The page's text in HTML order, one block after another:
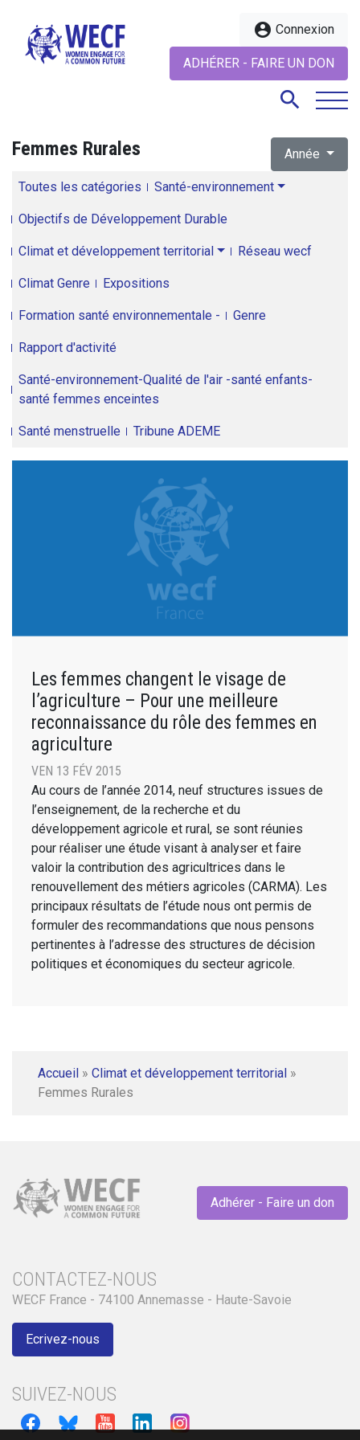
account_circle Connexion
ADHÉRER - FAIRE UN DON
search
Femmes Rurales Année
Toutes les catégories Santé-environnement
Objectifs de Développement Durable
Climat et développement territorial Réseau wecf
Climat Genre Expositions
Formation santé environnementale - Genre
Rapport d'activité
Santé-environnement-Qualité de l'air -santé enfants-
santé femmes enceintes
Santé menstruelle Tribune ADEME
Les femmes changent le visage de
l’agriculture – Pour une meilleure
reconnaissance du rôle des femmes en
agriculture
VEN 13 FÉV 2015
Au cours de l’année 2014, neuf structures issues de
l’enseignement, de la recherche et du
développement agricole et rural, se sont réunies
pour réaliser une étude visant à analyser et faire
valoir la contribution des agricultrices dans le
renouvellement des métiers agricoles (CARMA). Les
principaux résultats de l’étude nous ont permis de
formuler des recommandations que nous pensons
pertinentes à l’adresse des structures de décision
politiques et économiques du secteur agricole.
Accueil » Climat et développement territorial »
Femmes Rurales
Adhérer - Faire un don
CONTACTEZ-NOUS
WECF France - 74100 Annemasse - Haute-Savoie
Ecrivez-nous
SUIVEZ-NOUS